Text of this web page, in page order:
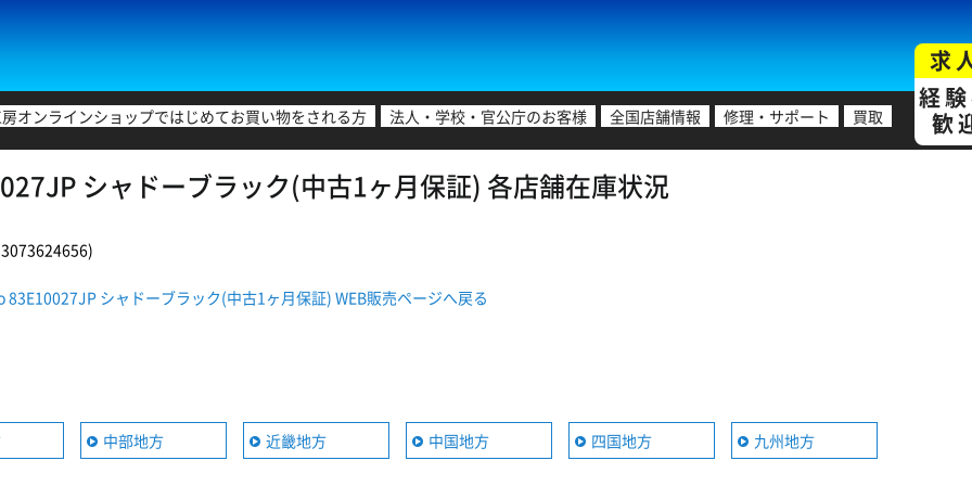
オンラインショップではじめてお買い物をされる方 法人・学校・官公庁のお客様 全国店舗情報 修理・サポート 買取
求
経
歓
シャドーブラック(中古1ヶ月保証) 各店舗在庫状況
シャドーブラック(中古1ヶ月保証) WEB販売ページへ戻る
中部地方 近畿地方 中国地方 四国地方 九州地方